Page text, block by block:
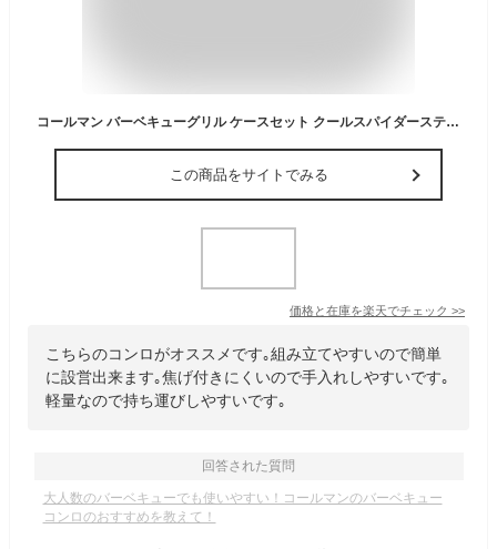
コールマン バーベキューグリル ケースセット クールスパイダーステンレスグリル レッド+グリルキャリーケース プロ 170-9367+2000010533 Coleman
この商品をサイトでみる
価格と在庫を楽天でチェック >>
こちらのコンロがオススメです｡組み立てやすいので簡単
に設営出来ます｡焦げ付きにくいので手入れしやすいです｡
軽量なので持ち運びしやすいです｡
回答された質問
大人数のバーベキューでも使いやすい！コールマンのバーベキュー
コンロのおすすめを教えて！